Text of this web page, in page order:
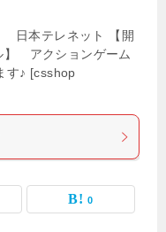
日本テレネット 【開
アクションゲーム
す♪ [csshop
0